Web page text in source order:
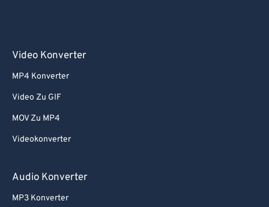
Video Konverter
MP4 Konverter
Video Zu GIF
MOV Zu MP4
Videokonverter
Audio Konverter
MP3 Konverter